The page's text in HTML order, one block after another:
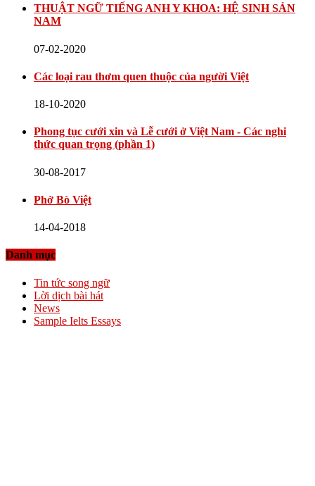
THUẬT NGỮ TIẾNG ANH Y KHOA: HỆ SINH SẢN
NAM
07-02-2020
Các loại rau thơm quen thuộc của người Việt
18-10-2020
Phong tục cưới xin và Lễ cưới ở Việt Nam - Các nghi
thức quan trọng (phần 1)
30-08-2017
Phở Bò Việt
14-04-2018
Danh mục
Tin tức song ngữ
Lời dịch bài hát
News
Sample Ielts Essays